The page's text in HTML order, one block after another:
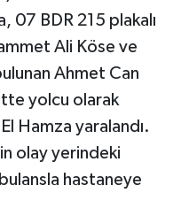
07 BDR 215 plakalı
Ali Köse ve
Ahmet Can
yolcu olarak
Hamza yaralandı.
olay yerindeki
hastaneye